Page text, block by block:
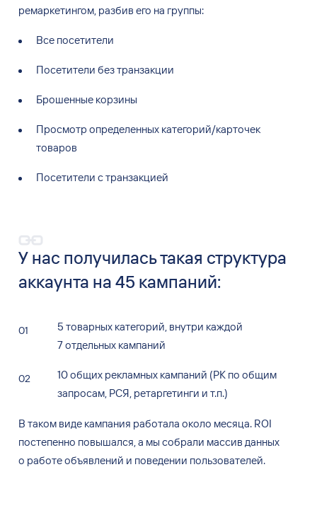
ремаркетингом, разбив его на группы:
Все посетители
Посетители без транзакции
Брошенные корзины
Просмотр определенных категорий/карточек
товаров
Посетители странзакцией
У нас получилась такая структура
аккаунта на 45 кампаний:
5 товарных категорий, внутри каждой
7отдельных кампаний
10общих рекламных кампаний (РК по общим
запросам, РСЯ, ретаргетинги и т.п.)
В таком виде кампания работала около месяца. ROI
постепенно повышался, а мы собрали массив данных
о работе объявлений и поведении пользователей.